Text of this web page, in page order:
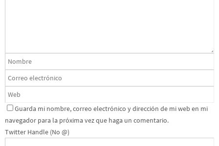
Guarda mi nombre, correo electrónico y dirección de mi web en mi
navegador para la próxima vez que haga un comentario.
Twitter Handle (No @)